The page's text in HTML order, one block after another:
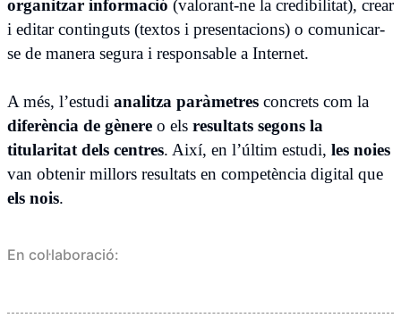
organitzar informació (valorant-ne la credibilitat), crear
i editar continguts (textos i presentacions) o comunicar-
se de manera segura i responsable a Internet.
A més, l’estudi analitza paràmetres concrets com la
diferència de gènere o els resultats segons la
titularitat dels centres. Així, en l’últim estudi, les noies
van obtenir millors resultats en competència digital que
els nois.
En col·laboració: